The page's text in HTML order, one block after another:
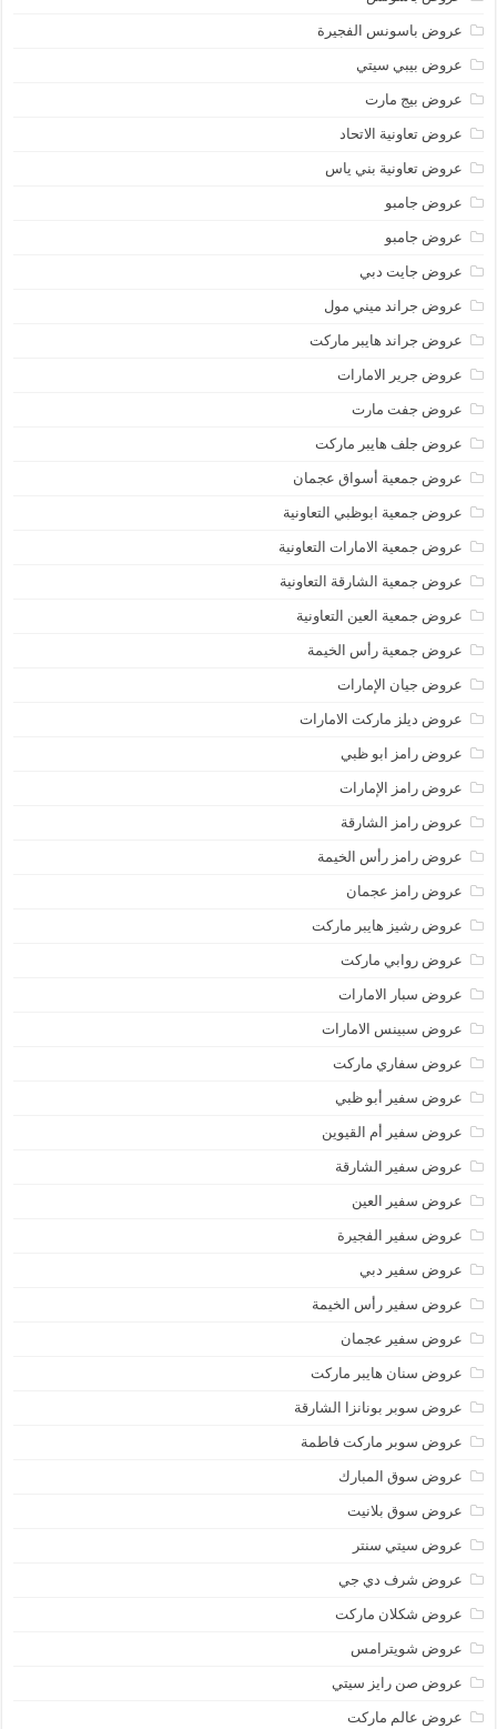
عروض باسونس الفجيرة
عروض بيبي سيتي
عروض بيج مارت
عروض تعاونية الاتحاد
عروض تعاونية بني ياس
عروض جامبو
عروض جامبو
عروض جايت دبي
عروض جراند ميني مول
عروض جراند هايبر ماركت
عروض جرير الامارات
عروض جفت مارت
عروض جلف هايبر ماركت
عروض جمعية أسواق عجمان
عروض جمعية ابوظبي التعاونية
عروض جمعية الامارات التعاونية
عروض جمعية الشارقة التعاونية
عروض جمعية العين التعاونية
عروض جمعية رأس الخيمة
عروض جيان الإمارات
عروض ديلز ماركت الامارات
عروض رامز ابو ظبي
عروض رامز الإمارات
عروض رامز الشارقة
عروض رامز رأس الخيمة
عروض رامز عجمان
عروض رشيز هايبر ماركت
عروض روابي ماركت
عروض سبار الامارات
عروض سبينس الامارات
عروض سفاري ماركت
عروض سفير أبو ظبي
عروض سفير أم القيوين
عروض سفير الشارقة
عروض سفير العين
عروض سفير الفجيرة
عروض سفير دبي
عروض سفير رأس الخيمة
عروض سفير عجمان
عروض سنان هايبر ماركت
عروض سوبر بونانزا الشارقة
عروض سوبر ماركت فاطمة
عروض سوق المبارك
عروض سوق بلانيت
عروض سيتي سنتر
عروض شرف دي جي
عروض شكلان ماركت
عروض شويترامس
عروض صن رايز سيتي
عروض عالم ماركت